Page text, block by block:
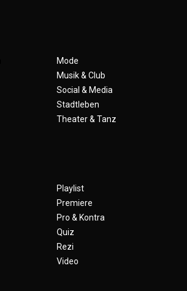
Mode
Musik & Club
Social & Media
Stadtleben
Theater & Tanz
Playlist
Premiere
Pro & Kontra
Quiz
Rezi
Video